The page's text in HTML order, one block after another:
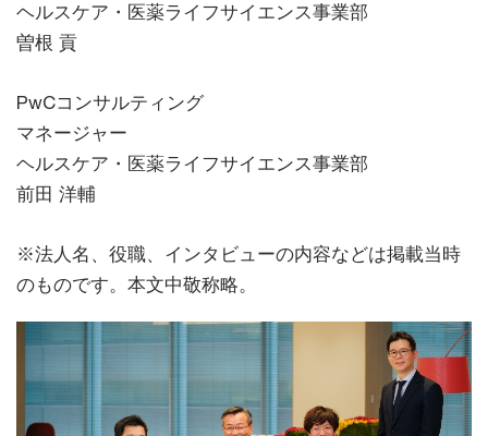
ヘルスケア・医薬ライフサイエンス事業部
曽根 貢
PwCコンサルティング
マネージャー
ヘルスケア・医薬ライフサイエンス事業部
前田 洋輔
※法人名、役職、インタビューの内容などは掲載当時
のものです。本文中敬称略。